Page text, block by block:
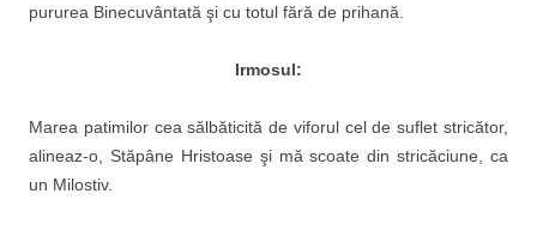
pu­rurea Binecuvântată şi cu totul fără de prihană.
Irmosul:
Marea patimilor cea săl­băticită de viforul cel de suflet stricător,
alineaz-o, Stăpâne Hristoase şi mă scoate din stricăciune, ca
un Milostiv.